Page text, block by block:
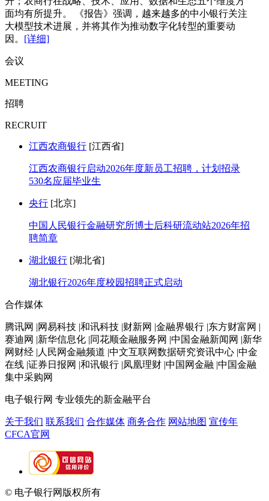
面均有所提升。 《报告》强调，越来越多的中小银行关注
大模型技术进展，并将其作为推动数字化转型的重要动
因。 [详细]
会议
MEETING
招聘
RECRUIT
江西农商银行 [江西省]
江西农商银行启动2026年度新员工招聘，计划招录
530名应届毕业生
央行 [北京]
中国人民银行金融研究所博士后科研流动站2026年招
聘简章
湖北银行 [湖北省]
湖北银行2026年度校园招聘正式启动
合作媒体
腾讯网 |网易科技 |和讯科技 |财新网 |金融界银行 |东方财富网 |
赛迪网 |新华信息化 |同花顺金融服务网 |中国金融新闻网 |新华
网财经 |人民网金融频道 |中文互联网数据研究资讯中心 |中金
在线 |证券日报网 |和讯银行 |凤凰理财 |中国网金融 |中国金融
集中采购网
电子银行网 专业领先的新金融平台
关于我们 联系我们 合作媒体 商务合作 网站地图 宣传年
CFCA官网
© 电子银行网版权所有